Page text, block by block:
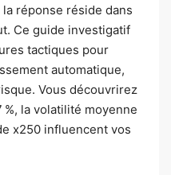
réponse réside dans
Ce guide investigatif
tactiques pour
automatique,
Vous découvrirez
la volatilité moyenne
x250 influencent vos